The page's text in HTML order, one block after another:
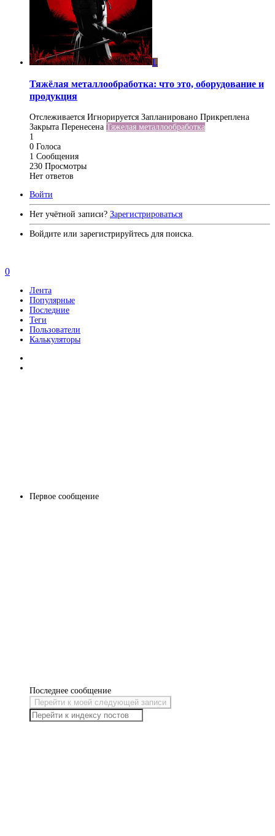
L
Тяжёлая металлообработка: что это, оборудование и
продукция
Отслеживается Игнорируется Запланировано Прикреплена
Закрыта Перенесена Тяжелая металлообработка
1
0 Голоса
1 Сообщения
230 Просмотры
Нет ответов
Войти
Нет учётной записи? Зарегистрироваться
Войдите или зарегистрируйтесь для поиска.
Первое сообщение
Последнее сообщение
Перейти к моей следующей записи
0
Лента
Популярные
Последние
Теги
Пользователи
Калькуляторы